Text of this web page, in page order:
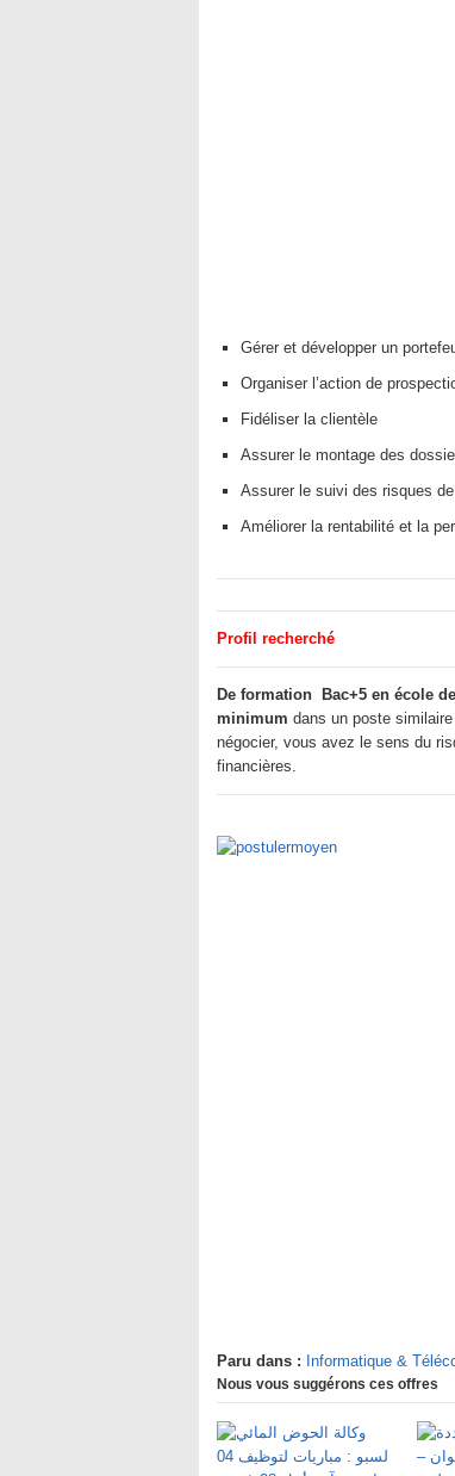
Gérer et développer un
Organiser l’action de
Fidéliser la clientèle
Assurer le montage des
Assurer le suivi des risques
Améliorer la rentabilité et la
Profil recherché
De formation Bac+5 en école
minimum dans un poste
négocier, vous avez le sens du
financières.
Paru dans : Informatique &
Nous vous suggérons ces offres